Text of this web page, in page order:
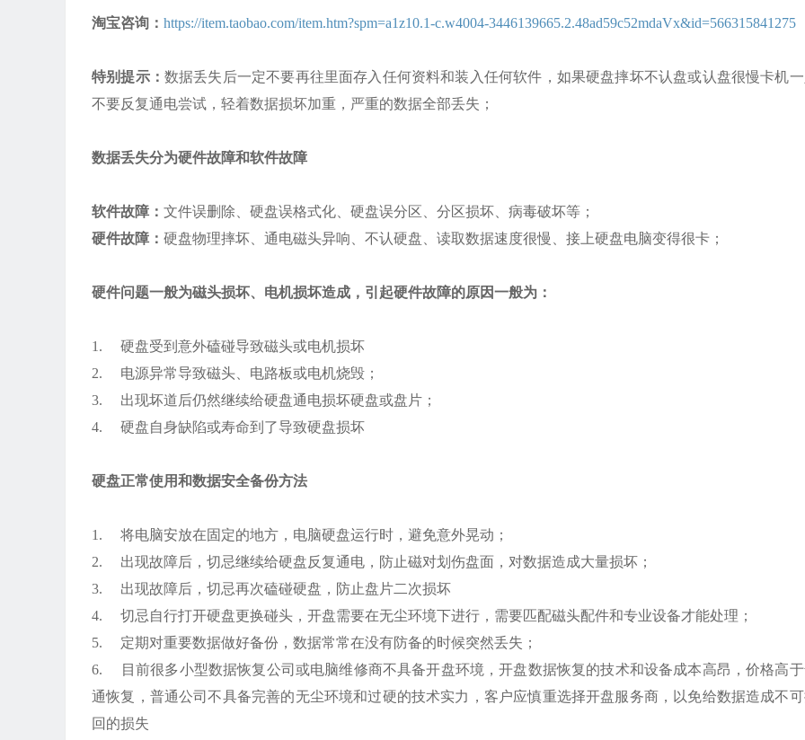
淘宝咨询： https://item.taobao.com/item.htm?spm=a1z10.1-c.w4004-3446139665.2.48ad59c52mdaVx&id=566315841275
特别提示： 数据丢失后一定不要再往里面存入任何资料和装入任何软件，如果硬盘摔坏不认盘或认盘很慢卡机
不要反复通电尝试，轻着数据损坏加重，严重的数据全部丢失；
数据丢失分为硬件故障和软件故障
软件故障： 文件误删除、硬盘误格式化、硬盘误分区、分区损坏、病毒破坏等；
硬件故障： 硬盘物理摔坏、通电磁头异响、不认硬盘、读取数据速度很慢、接上硬盘电脑变得很卡；
硬件问题一般为磁头损坏、电机损坏造成，引起硬件故障的原因一般为：
1. 硬盘受到意外磕碰导致磁头或电机损坏
2. 电源异常导致磁头、电路板或电机烧毁；
3. 出现坏道后仍然继续给硬盘通电损坏硬盘或盘片；
4. 硬盘自身缺陷或寿命到了导致硬盘损坏
硬盘正常使用和数据安全备份方法
1. 将电脑安放在固定的地方，电脑硬盘运行时，避免意外晃动；
2. 出现故障后，切忌继续给硬盘反复通电，防止磁对划伤盘面，对数据造成大量损坏；
3. 出现故障后，切忌再次磕碰硬盘，防止盘片二次损坏
4. 切忌自行打开硬盘更换碰头，开盘需要在无尘环境下进行，需要匹配磁头配件和专业设备才能处理；
5. 定期对重要数据做好备份，数据常常在没有防备的时候突然丢失；
6. 目前很多小型数据恢复公司或电脑维修商不具备开盘环境，开盘数据恢复的技术和设备成本高昂，价格高
通恢复，普通公司不具备完善的无尘环境和过硬的技术实力，客户应慎重选择开盘服务商，以免给数据造成不
回的损失